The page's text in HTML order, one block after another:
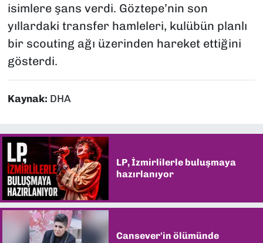
isimlere şans verdi. Göztepe’nin son
yıllardaki transfer hamleleri, kulübün planlı
bir scouting ağı üzerinden hareket ettiğini
gösterdi.
Kaynak: DHA
LP, İzmirlilerle buluşmaya
hazırlanıyor
Cansever'in ölümünde